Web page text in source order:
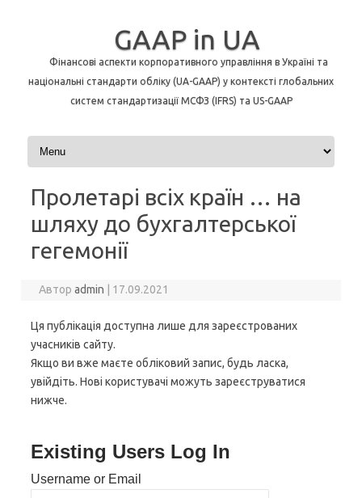
GAAP in UA
Фінансові аспекти корпоративного управління в Україні та
національні стандарти обліку (UA-GAAP) у контексті глобальних
систем стандартизації МСФЗ (IFRS) та US-GAAP
Перейти до контенту
Пролетарі всіх країн … на
шляху до бухгалтерської
гегемонії
Авторadmin 17.09.2021
Ця публікація доступна лише для зареєстрованих
учасників сайту.
Якщо ви вже маєте обліковий запис, будь ласка,
увійдіть. Нові користувачі можуть зареєструватися
нижче.
Existing Users Log In
Username or Email